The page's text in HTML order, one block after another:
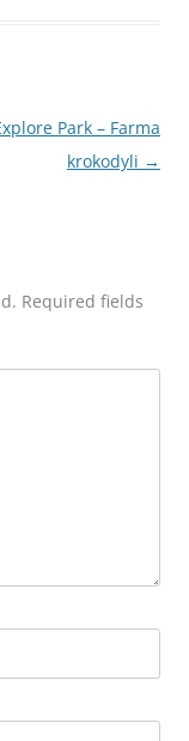
Park – Farma
krokodyli →
Required fields